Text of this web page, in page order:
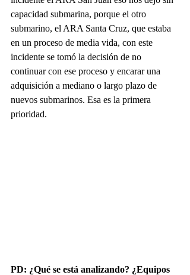
capacidad submarina, porque el otro
submarino, el ARA Santa Cruz, que estaba
en un proceso de media vida, con este
incidente se tomó la decisión de no
continuar con ese proceso y encarar una
adquisición a mediano o largo plazo de
nuevos submarinos. Esa es la primera
prioridad.
PD: ¿Qué se está analizando? ¿Equipos